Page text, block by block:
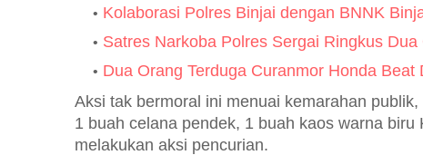
Kolaborasi Polres Binjai dengan BNNK
Satres Narkoba Polres Sergai Ringkus
Dua Orang Terduga Curanmor Honda
Aksi tak bermoral ini menuai kemarahan
1 buah celana pendek, 1 buah kaos warna
melakukan aksi pencurian.